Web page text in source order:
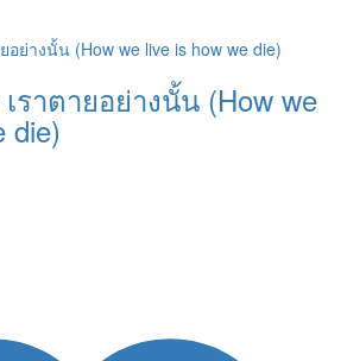
เราตายอย่างนั้น (How we
die)